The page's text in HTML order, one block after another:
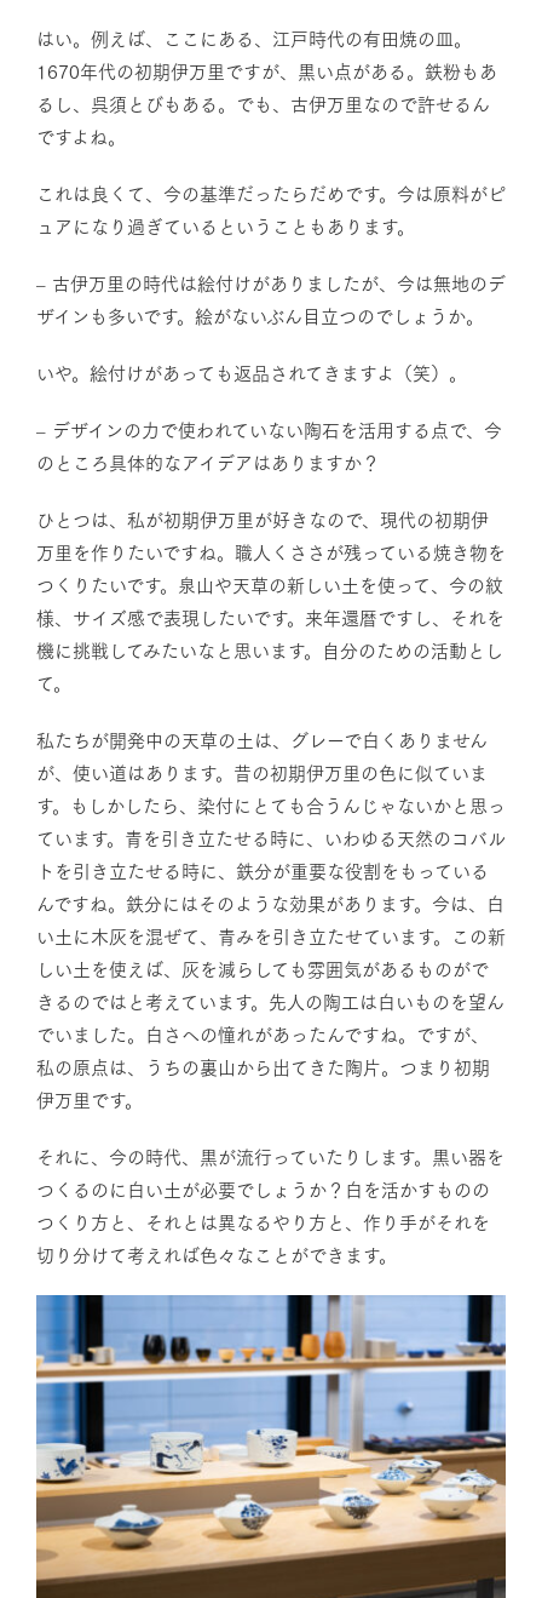
はい。例えば、ここにある、江戸時代の有田焼の皿。
1670年代の初期伊万里ですが、黒い点がある。鉄粉もあ
るし、呉須とびもある。でも、古伊万里なので許せるん
ですよね。
これは良くて、今の基準だったらだめです。今は原料がピ
ュアになり過ぎているということもあります。
– 古伊万里の時代は絵付けがありましたが、今は無地のデ
ザインも多いです。絵がないぶん目立つのでしょうか。
いや。絵付けがあっても返品されてきますよ（笑）。
– デザインの力で使われていない陶石を活用する点で、今
のところ具体的なアイデアはありますか？
ひとつは、私が初期伊万里が好きなので、現代の初期伊
万里を作りたいですね。職人くささが残っている焼き物を
つくりたいです。泉山や天草の新しい土を使って、今の紋
様、サイズ感で表現したいです。来年還暦ですし、それを
機に挑戦してみたいなと思います。自分のための活動とし
て。
私たちが開発中の天草の土は、グレーで白くありません
が、使い道はあります。昔の初期伊万里の色に似ていま
す。もしかしたら、染付にとても合うんじゃないかと思っ
ています。青を引き立たせる時に、いわゆる天然のコバル
トを引き立たせる時に、鉄分が重要な役割をもっている
んですね。鉄分にはそのような効果があります。今は、白
い土に木灰を混ぜて、青みを引き立たせています。この新
しい土を使えば、灰を減らしても雰囲気があるものがで
きるのではと考えています。先人の陶工は白いものを望ん
でいました。白さへの憧れがあったんですね。ですが、
私の原点は、うちの裏山から出てきた陶片。つまり初期
伊万里です。
それに、今の時代、黒が流行っていたりします。黒い器を
つくるのに白い土が必要でしょうか？白を活かすものの
つくり方と、それとは異なるやり方と、作り手がそれを
切り分けて考えれば色々なことができます。